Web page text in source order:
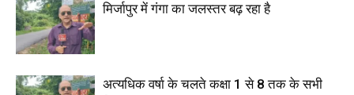
मिर्जापुर में गंगा का जलस्तर बढ़ रहा है
अत्यधिक वर्षा के चलते कक्षा 1 से 8 तक के सभी